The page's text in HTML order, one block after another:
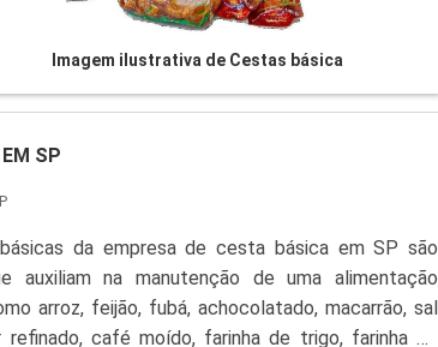
Imagem ilustrativa de Cestas básica
SP
da empresa de cesta básica em SP são
auxiliam na manutenção de uma alimentação
arroz, feijão, fubá, achocolatado, macarrão, sal
café moído, farinha de trigo, farinha de